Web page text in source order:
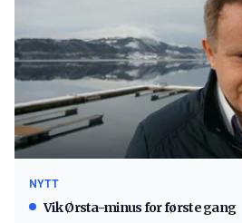
NYTT
Vik Ørsta-minus for første gang